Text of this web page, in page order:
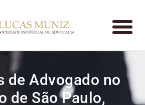
de Advogado no
de São Paulo,